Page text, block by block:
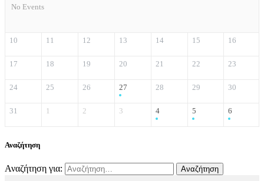
No Events
10 11 12 13 14 15 16
17 18 19 20 21 22 23
24 25 26 27 28 29 30
31 1 2 3 4 5 6
Αναζήτηση
Αναζήτηση για: